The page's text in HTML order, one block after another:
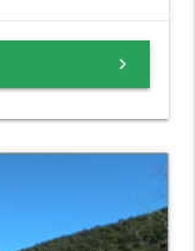
keyboard_arrow_right